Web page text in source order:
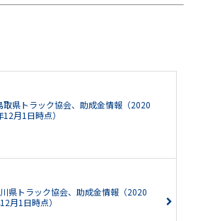
取県トラック協会、助成金情報（2020
12月1日時点）
県トラック協会、助成金情報（2020
月1日時点）